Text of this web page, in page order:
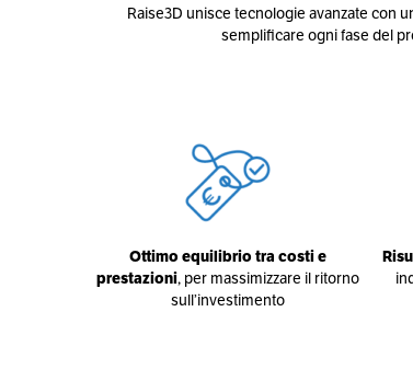
Raise3D unisce tecnologie avanzate con
semplificare ogni fase del
Ottimo equilibrio tra costi e
prestazioni, per massimizzare il ritorno
sull’investimento